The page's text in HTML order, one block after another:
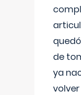
de
ya